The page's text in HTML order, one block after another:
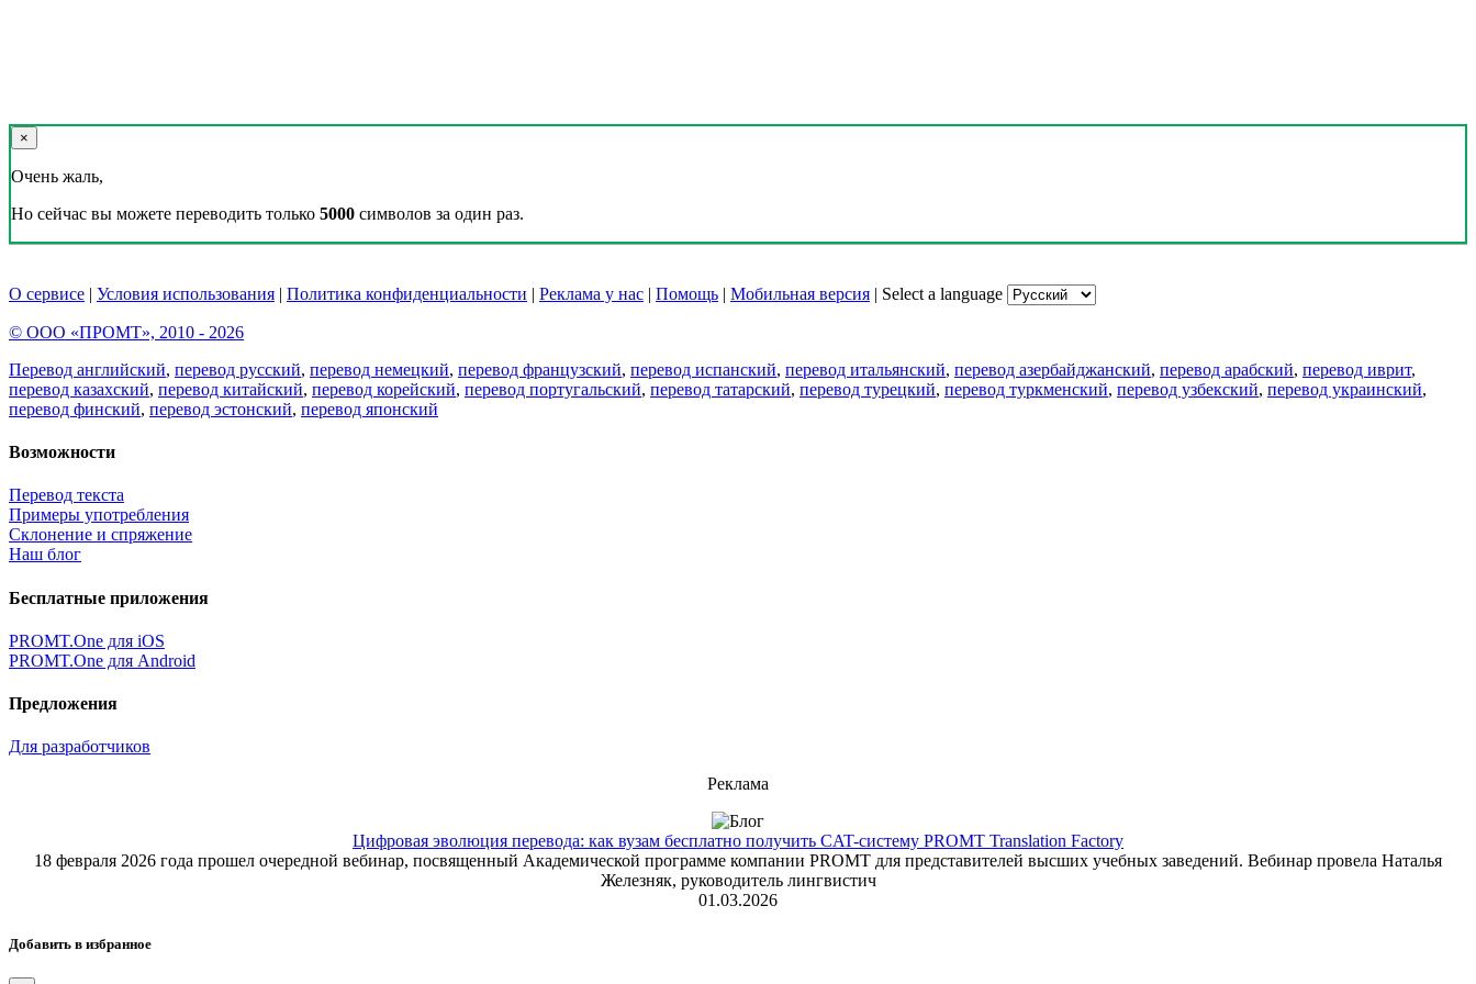
×
Очень жаль,
Но сейчас вы можете переводить только 5000 символов за один раз.
О сервисе | Условия использования | Политика конфиденциальности | Реклама у нас | Помощь | Мобильная версия | Select a language
© ООО «ПРОМТ», 2010 - 2026
Перевод английский, перевод русский, перевод немецкий, перевод французский, перевод испанский, перевод итальянский, перевод азербайджанский, перевод арабский, перевод иврит,
перевод казахский, перевод китайский, перевод корейский, перевод португальский, перевод татарский, перевод турецкий, перевод туркменский, перевод узбекский, перевод украинский,
перевод финский, перевод эстонский, перевод японский
Возможности
Перевод текста
Примеры употребления
Склонение и спряжение
Наш блог
Бесплатные приложения
PROMT.One для iOS
PROMT.One для Android
Предложения
Для разработчиков
Реклама
Цифровая эволюция перевода: как вузам бесплатно получить CAT-систему PROMT Translation Factory
18 февраля 2026 года прошел очередной вебинар, посвященный Академической программе компании PROMT для представителей высших учебных заведений. Вебинар провела Наталья
Железняк, руководитель лингвистич
01.03.2026
Добавить в избранное